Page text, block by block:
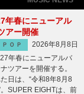
年春にニューアル
アー開催
ＰＯＰ
2026年8月8日
年春にニューアルバ
ツアーを開催する。
日は、“令和8年8月8
SUPER EIGHTは、前